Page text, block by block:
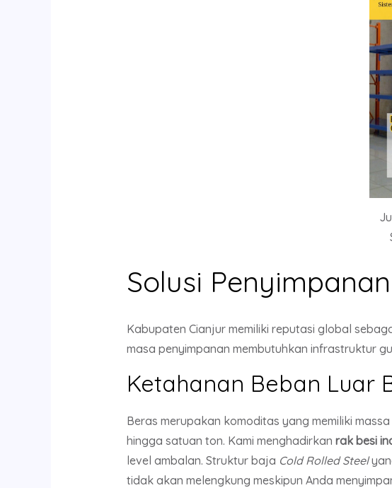
Solusi
Kabupaten Cianjur memiliki reputasi global
masa penyimpanan membutuhkan infrastruktur
Ketahanan Beban Luar
Beras merupakan komoditas yang memiliki
hingga satuan ton. Kami menghadirkan rak besi
level ambalan. Struktur baja Cold Rolled Steel
tidak akan melengkung meskipun Anda